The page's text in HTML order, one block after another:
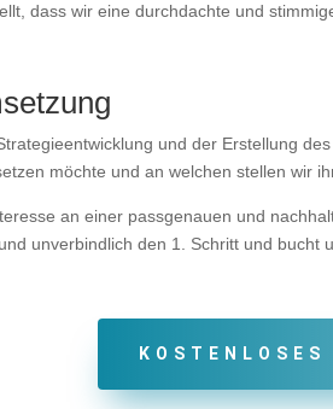
dass wir eine durchdachte und
und der Erstellung
möchte und an welchen stellen wir
an einer passgenauen und
unverbindlich den 1. Schritt und
KOSTENLOSES